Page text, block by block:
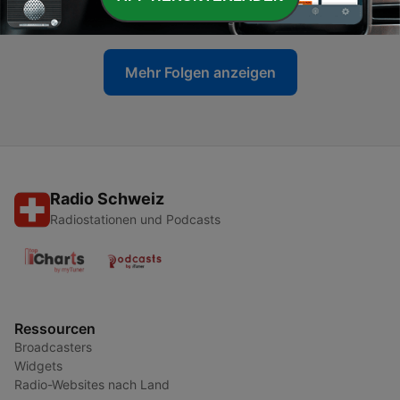
05 Jun. 2026
Mehr Folgen anzeigen
Radio Schweiz
Radiostationen und Podcasts
Ressourcen
Broadcasters
Widgets
Radio-Websites nach Land